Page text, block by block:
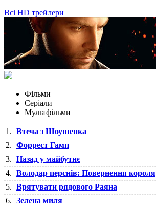
Всі HD трейлери
Фільми
Серіали
Мультфільми
1. Втеча з Шоушенка
2. Форрест Гамп
3. Назад у майбутнє
4. Володар перснів: Повернення короля
5. Врятувати рядового Раяна
6. Зелена миля